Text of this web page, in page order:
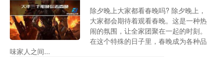
除夕晚上大家都看春晚吗? 除夕晚上，
大家都会期待着观看春晚。这是一种热
闹的氛围，让全家团聚在一起的时刻。
在这个特殊的日子里，春晚成为各种品
味家人之间...